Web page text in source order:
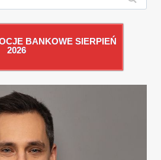
BANKOWE SIERPIEŃ
2026